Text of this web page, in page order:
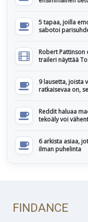
5 tapaa, joilla
sabotoi
Robert Pattinson
traileri näyttää
9 lausetta, joista
ratkaisevaa on,
Reddit haluaa
tekoäly voi
6 arkista asiaa,
ilman puhelinta
FINDANCE